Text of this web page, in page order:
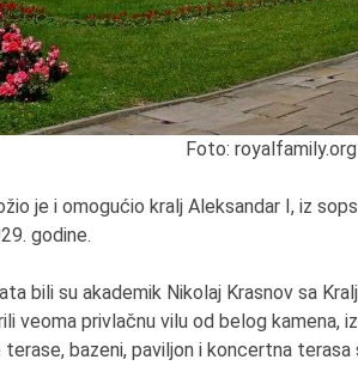
Foto: royalfamily.org
je i omogućio kralj Aleksandar I, iz
godine.
bili su akademik Nikolaj Krasnov sa
veoma privlačnu vilu od belog kamena,
bazeni, paviljon i koncertna terasa